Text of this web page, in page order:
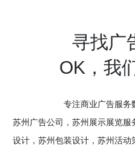
寻找广
OK，我
专注商业广告服务
苏州广告公司，苏州展示展览服
设计，苏州包装设计，苏州活